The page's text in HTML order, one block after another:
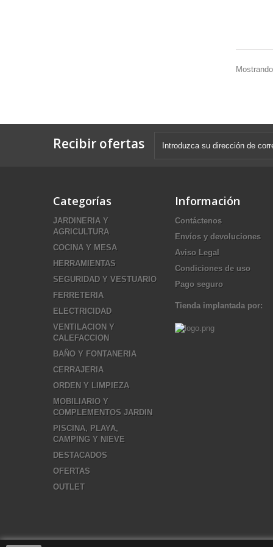
Recibir ofertas
Categorías
JARDINERIA Y
AGRICULTURA
COCINA Y MESA
HERRAMIENTAS
SEGURIDAD Y VESTUARIO
FERRETERIA
ELECTRICIDAD
VENTILACION Y
CALEFACCION
BAÑO Y FONTANERIA
CERRAJERIA
ORDEN Y LIMPIEZA
MOBILIARIO Y
COMPLEMENTOS JARDIN
PISCINA, PLAYA,
CAMPING Y NIEVE
DESTACADOS
OFERTAS
OUTLET
Información
Contáctenos
Envíos y devoluciones
Aviso Legal
Condiciones de uso
Pago seguro
Tienda implantada por: